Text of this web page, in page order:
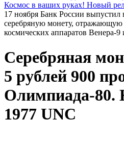
Космос в ваших руках! Новый
17 ноября Банк России
серебряную монету,
космических аппаратов Венера-9
Серебряная
5 рублей 900
Олимпиада-
1977 UNC